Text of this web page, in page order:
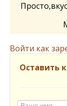
Войти как
Оставить